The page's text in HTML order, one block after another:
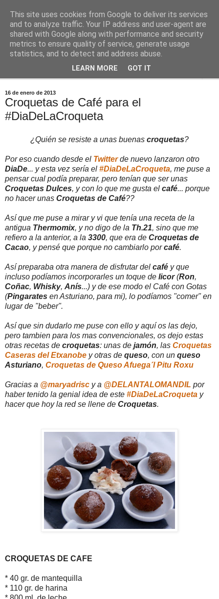
Comoju
La Cocina del Día a Día y el día a día de la Gastronomía
16 de enero de 2013
Croquetas de Café para el
#DiaDeLaCroqueta
¿Quién se resiste a unas buenas croquetas?
Por eso cuando desde el Twitterde nuevo lanzaron otro
DiaDe... y esta vez sería el #DiaDeLaCroqueta, me puse a
pensar cual podía preparar, pero tenían que ser unas
Croquetas Dulces, y con lo que me gusta el café... porque
no hacer unas Croquetas de Café??
Así que me puse a mirar y vi que tenía una receta de la
antigua Thermomix, y no digo de la Th.21, sino que me
refiero a la anterior, a la 3300, que era de Croquetas de
Cacao, y pensé que porque no cambiarlo porcafé.
Así preparaba otra manera de disfrutar del café y que
incluso podíamos incorporarles un toque de licor(Ron,
Coñac, Whisky, Anís...) y de ese modo el Café con Gotas
(Pingarates en Asturiano, para mi), lo podíamos "comer" en
lugar de "beber".
Así que sin dudarlo me puse con ello y aquí os las dejo,
pero tambien para los mas convencionales, os dejo estas
otras recetas de croquetas: unas de jamón, las Croquetas
Caseras del Etxanobe y otras de queso, con un queso
Asturiano, Croquetas de Queso Afuega´l Pitu Roxu
Gracias a @maryadrisc y a @DELANTALOMANDIL por
haber tenido la genial idea de este #DiaDeLaCroqueta y
hacer que hoy la red se llene de Croquetas.
CROQUETAS DE CAFE
* 40 gr. de mantequilla
* 110 gr. de harina
This site uses cookies from Google to deliver its services
and to analyze traffic. Your IP address and user-agent are
shared with Google along with performance and security
metrics to ensure quality of service, generate usage
statistics, and to detect and address abuse.
LEARN MORE GOT IT